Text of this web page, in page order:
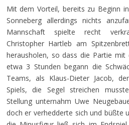
Mit dem Vorteil, bereits zu Beginn
Sonneberg allerdings nichts
Mannschaft spielte recht
Christopher Hartleb am
herausholen, so dass die Partie mit
etwa 3 Stunden begann die
Teams, als Klaus-Dieter Jacob,
Spiels, die Segel streichen
Stellung unternahm Uwe
doch er verhedderte sich und büßte